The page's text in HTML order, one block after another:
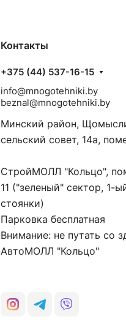
Контакты
+375 (44) 537-16-15
info@mnogotehniki.by
beznal@mnogotehniki.by
Минский район,
сельский совет, 14а,
СтройМОЛЛ "Кольцо",
11 ("зеленый" сектор, 1-
стоянки)
Парковка бесплатная
Внимание: не путать со
АвтоМОЛЛ "Кольцо"